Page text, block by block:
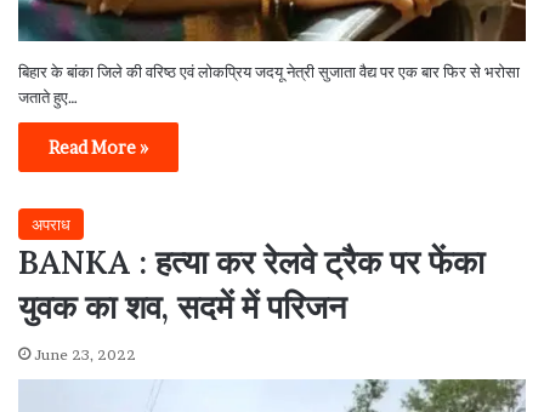
बिहार के बांका जिले की वरिष्ठ एवं लोकप्रिय जदयू नेत्री सुजाता वैद्य पर एक बार फिर से भरोसा
जताते हुए…
Read More »
अपराध
BANKA : हत्या कर रेलवे ट्रैक पर फेंका
युवक का शव, सदमें में परिजन
June 23, 2022